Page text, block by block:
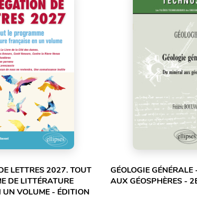
LETTRES 2027. TOUT
DE LITTÉRATURE
UN VOLUME - ÉDITION
GÉOLOGIE
AUX GÉOSPHÈRES -